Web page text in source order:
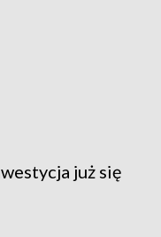
już się